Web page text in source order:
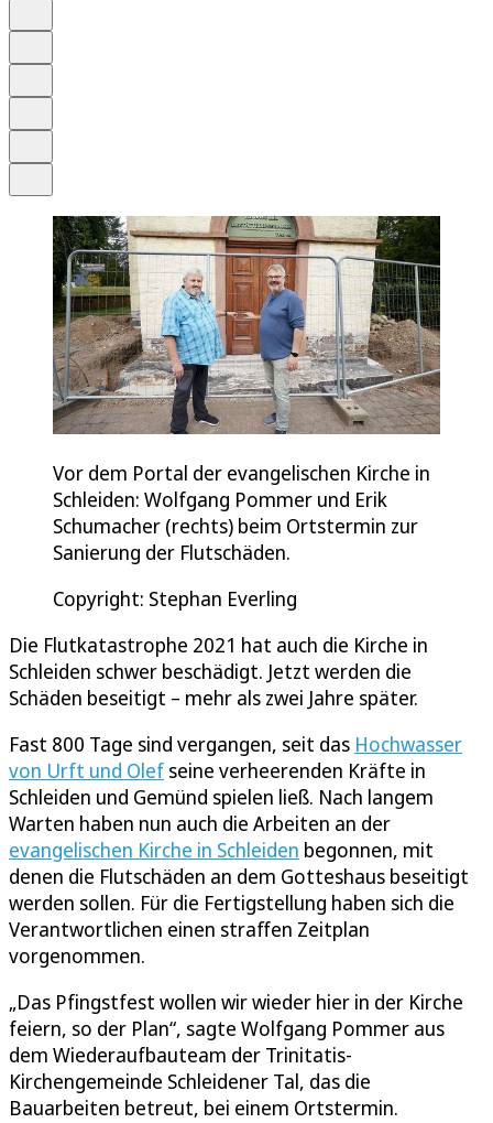
Vor dem Portal der evangelischen Kirche in
Schleiden: Wolfgang Pommer und Erik
Schumacher (rechts) beim Ortstermin zur
Sanierung der Flutschäden.
Copyright: Stephan Everling
Die Flutkatastrophe 2021 hat auch die Kirche in
Schleiden schwer beschädigt. Jetzt werden die
Schäden beseitigt – mehr als zwei Jahre später.
Fast 800 Tage sind vergangen, seit das Hochwasser
von Urft und Olef seine verheerenden Kräfte in
Schleiden und Gemünd spielen ließ. Nach langem
Warten haben nun auch die Arbeiten an der
evangelischen Kirche in Schleiden begonnen, mit
denen die Flutschäden an dem Gotteshaus beseitigt
werden sollen. Für die Fertigstellung haben sich die
Verantwortlichen einen straffen Zeitplan
vorgenommen.
„Das Pfingstfest wollen wir wieder hier in der Kirche
feiern, so der Plan“, sagte Wolfgang Pommer aus
dem Wiederaufbauteam der Trinitatis-
Kirchengemeinde Schleidener Tal, das die
Bauarbeiten betreut, bei einem Ortstermin.